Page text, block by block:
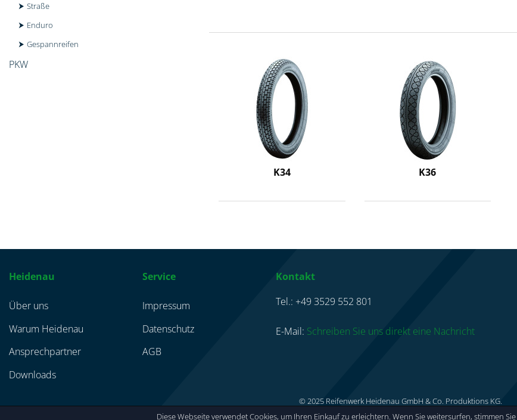
Diese Webseite verwendet Cookies, um Ihren Einkauf zu erleichtern. Wenn Sie weitersurfen, stimmen
K34 K36
Straße
Enduro
Gespannreifen
PKW
Heidenau
Über uns
Warum Heidenau
Ansprechpartner
Downloads
Service
Impressum
Datenschutz
AGB
Kontakt
Tel.: +49 3529 552 801
E-Mail: Schreiben Sie uns direkt eine Nachricht
© 2025 Reifenwerk Heidenau GmbH & Co. Produktions KG.